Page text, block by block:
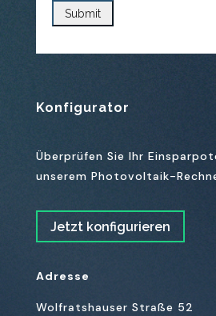
Konfigurator
Überprüfen Sie Ihr
unserem Photovoltaik-
Jetzt konfigurieren
Adresse
Wolfratshauser Straße 52